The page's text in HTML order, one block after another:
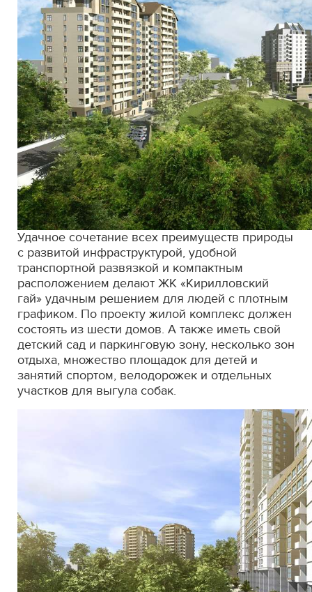
Удачное сочетание всех преимуществ природы
с развитой инфраструктурой, удобной
транспортной развязкой и компактным
расположением делают ЖК «Кирилловский
гай» удачным решением для людей с плотным
графиком. По проекту жилой комплекс должен
состоять из шести домов. А также иметь свой
детский сад и паркинговую зону, несколько зон
отдыха, множество площадок для детей и
занятий спортом, велодорожек и отдельных
участков для выгула собак.